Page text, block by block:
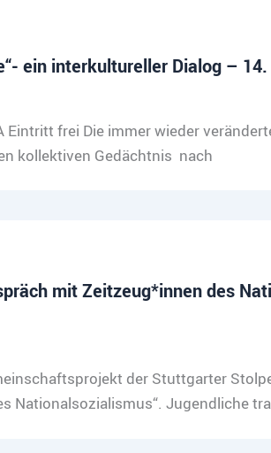
ein interkultureller Dialog –
frei Die immer wieder
kollektiven Gedächtnis nach
mit Zeitzeug*innen des
der Stuttgarter
Nationalsozialismus“. Jugendliche